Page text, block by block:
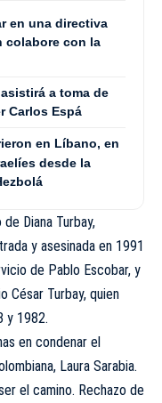
en una directiva
colabore con la
a toma de
Carlos Espá
en Líbano, en
desde la
Diana Turbay,
y asesinada en 1991
de Pablo Escobar, y
César Turbay, quien
y 1982.
en condenar el
Laura Sarabia.
el camino. Rechazo de